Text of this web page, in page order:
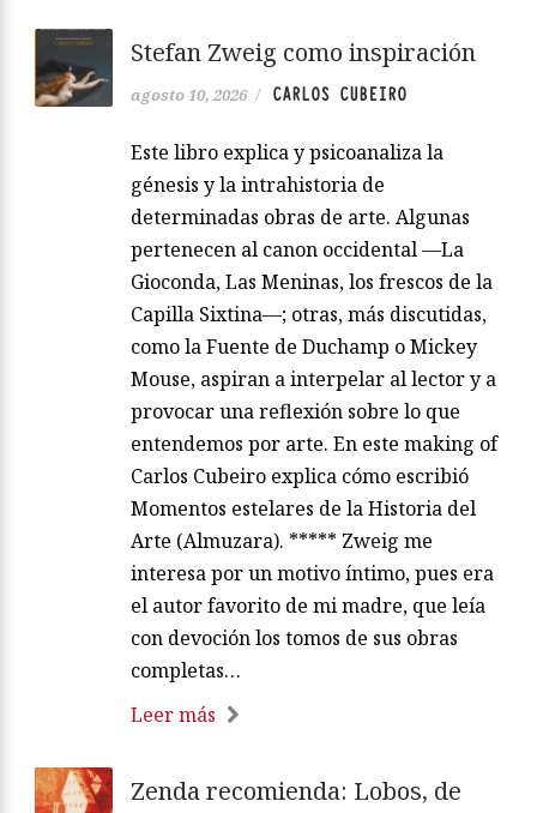
Stefan Zweig como inspiración
agosto 10, 2026 / CARLOS CUBEIRO
Este libro explica y psicoanaliza la
génesis y la intrahistoria de
determinadas obras de arte. Algunas
pertenecen al canon occidental —La
Gioconda, Las Meninas, los frescos de la
Capilla Sixtina—; otras, más discutidas,
como la Fuente de Duchamp o Mickey
Mouse, aspiran a interpelar al lector y a
provocar una reflexión sobre lo que
entendemos por arte. En este making of
Carlos Cubeiro explica cómo escribió
Momentos estelares de la Historia del
Arte (Almuzara). ***** Zweig me
interesa por un motivo íntimo, pues era
el autor favorito de mi madre, que leía
con devoción los tomos de sus obras
completas…
Leer más
Zenda recomienda: Lobos, de